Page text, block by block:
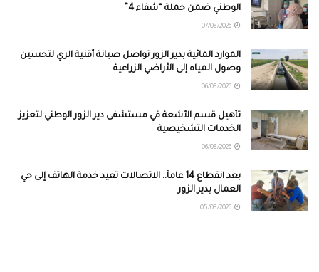
الوطني ضمن حملة “شفاء 4”
الموارد المائية بدير الزور تواصل صيانة أقنية الري لتحسين
وصول المياه إلى الأراضي الزراعية
تأهيل قسم الأشعة في مستشفى دير الزور الوطني لتعزيز
الخدمات التشخيصية
بعد انقطاع 14 عاماً.. الاتصالات تعيد خدمة الهاتف إلى حي
العمال بدير الزور